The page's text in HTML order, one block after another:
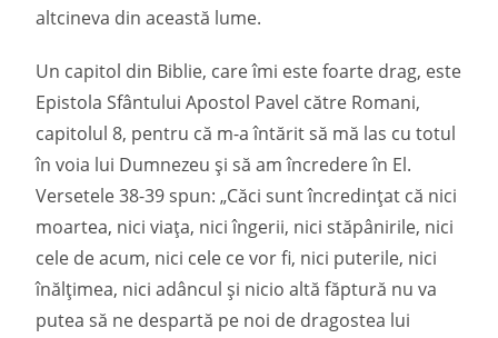
altcineva din această lume.
Un capitol din Biblie, care îmi este foarte drag, este
Epistola Sfântului Apostol Pavel către Romani,
capitolul 8, pentru că m-a întărit să mă las cu totul
în voia lui Dumnezeu și să am încredere în El.
Versetele 38-39 spun: „Căci sunt încredinţat că nici
moartea, nici viaţa, nici îngerii, nici stăpânirile, nici
cele de acum, nici cele ce vor fi, nici puterile, nici
înălţimea, nici adâncul şi nicio altă făptură nu va
putea să ne despartă pe noi de dragostea lui